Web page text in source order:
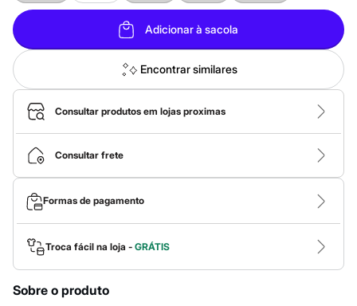
Alfaiataria
Novidades
Roupas
Blusas e Camisetas
Básicos
Calças
Casacos e Jaquetas
Jeans
Macacões
Saias
Shorts e Bermudas
Vestidos
Acessórios
Bolsas
Bonés e Chapéus
Bijoux
Cintos
Óculos
Relógios
Calçados
Botas
Adicionar à sacola
Encontrar similares
Consultar produtos em lojas proximas
Consultar frete
Formas de pagamento
Troca fácil na loja - GRÁTIS
Sobre o produto